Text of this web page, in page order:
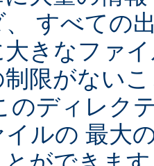
すべての
きなファ
限がない
のディレク
ルの 最大